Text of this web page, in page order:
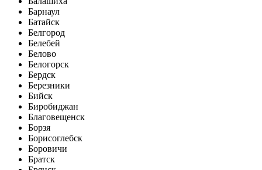
Барнаул
Батайск
Белгород
Белебей
Белово
Белогорск
Бердск
Березники
Бийск
Биробиджан
Благовещенск
Борзя
Борисоглебск
Боровичи
Братск